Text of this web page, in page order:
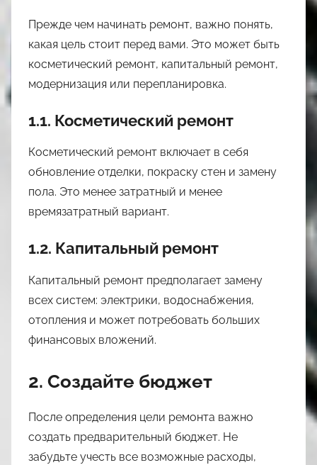
Прежде чем начинать ремонт, важно понять,
какая цель стоит перед вами. Это может быть
косметический ремонт, капитальный ремонт,
модернизация или перепланировка.
1.1. Косметический ремонт
Косметический ремонт включает в себя
обновление отделки, покраску стен и замену
пола. Это менее затратный и менее
времязатратный вариант.
1.2. Капитальный ремонт
Капитальный ремонт предполагает замену
всех систем: электрики, водоснабжения,
отопления и может потребовать больших
финансовых вложений.
2. Создайте бюджет
После определения цели ремонта важно
создать предварительный бюджет. Не
забудьте учесть все возможные расходы,